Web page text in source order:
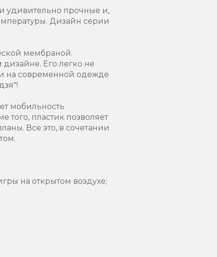
удивительно прочные и,
Дизайн серии
мембраной.
Его легко не
на современной одежде
мобильность
того, пластик позволяет
Все это, в сочетании
на открытом воздухе;